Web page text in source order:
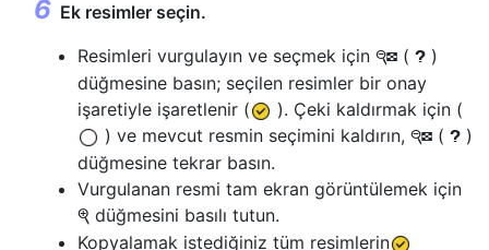
Ek resimler seçin.
Resimleri vurgulayın ve seçmek için W ( Q )
düğmesine basın; seçilen resimler bir onay
işaretiyle işaretlenir (
). Çeki kaldırmak için (
) ve mevcut resmin seçimini kaldırın, W ( Q )
düğmesine tekrar basın.
Vurgulanan resmi tam ekran görüntülemek için
X düğmesini basılı tutun.
Kopyalamak istediğiniz tüm resimlerin